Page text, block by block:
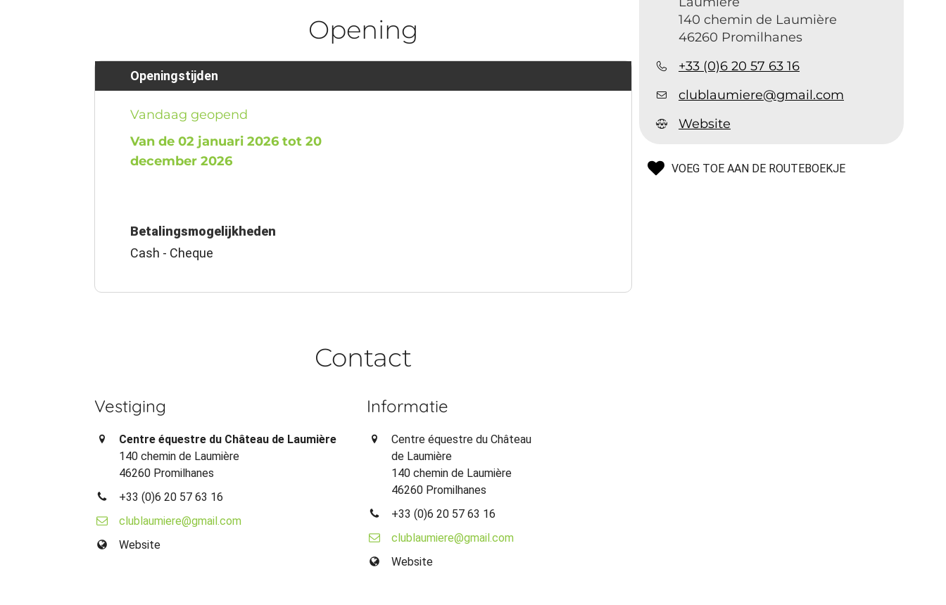
140 chemin de Laumière
46260 Promilhanes
+33 (0)6 20 57 63 16
clublaumiere@gmail.com
Website
VOEG TOE AAN DE ROUTEBOEKJE
Opening
Openingstijden
Vandaag geopend
Van de 02 januari 2026 tot 20
december 2026
Betalingsmogelijkheden
Cash - Cheque
Contact
Vestiging
Centre équestre du Château de Laumière
140 chemin de Laumière
46260 Promilhanes
+33 (0)6 20 57 63 16
clublaumiere@gmail.com
Website
Informatie
Centre équestre du Château
de Laumière
140 chemin de Laumière
46260 Promilhanes
+33 (0)6 20 57 63 16
clublaumiere@gmail.com
Website